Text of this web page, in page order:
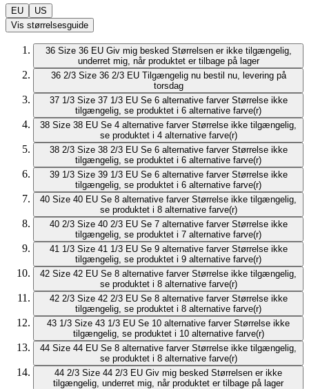
EU
US
Vis størrelsesguide
36 Size 36 EU Giv mig besked Størrelsen er ikke tilgængelig,
underret mig, når produktet er tilbage på lager
36 2/3 Size 36 2/3 EU Tilgængelig nu bestil nu, levering på
torsdag
37 1/3 Size 37 1/3 EU Se 6 alternative farver Størrelse ikke
tilgængelig, se produktet i 6 alternative farve(r)
38 Size 38 EU Se 4 alternative farver Størrelse ikke tilgængelig,
se produktet i 4 alternative farve(r)
38 2/3 Size 38 2/3 EU Se 6 alternative farver Størrelse ikke
tilgængelig, se produktet i 6 alternative farve(r)
39 1/3 Size 39 1/3 EU Se 6 alternative farver Størrelse ikke
tilgængelig, se produktet i 6 alternative farve(r)
40 Size 40 EU Se 8 alternative farver Størrelse ikke tilgængelig,
se produktet i 8 alternative farve(r)
40 2/3 Size 40 2/3 EU Se 7 alternative farver Størrelse ikke
tilgængelig, se produktet i 7 alternative farve(r)
41 1/3 Size 41 1/3 EU Se 9 alternative farver Størrelse ikke
tilgængelig, se produktet i 9 alternative farve(r)
42 Size 42 EU Se 8 alternative farver Størrelse ikke tilgængelig,
se produktet i 8 alternative farve(r)
42 2/3 Size 42 2/3 EU Se 8 alternative farver Størrelse ikke
tilgængelig, se produktet i 8 alternative farve(r)
43 1/3 Size 43 1/3 EU Se 10 alternative farver Størrelse ikke
tilgængelig, se produktet i 10 alternative farve(r)
44 Size 44 EU Se 8 alternative farver Størrelse ikke tilgængelig,
se produktet i 8 alternative farve(r)
44 2/3 Size 44 2/3 EU Giv mig besked Størrelsen er ikke
tilgængelig, underret mig, når produktet er tilbage på lager